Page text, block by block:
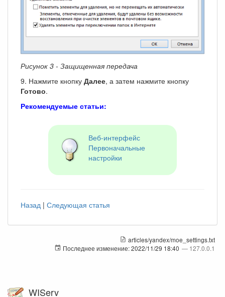
Рисунок 3 - Защищенная передача
9. Нажмите кнопку Далее, а затем нажмите кнопку
Готово.
Рекомендуемые статьи:
Веб-интерфейс
Первоначальные
настройки
Назад | Следующая статья
articles/yandex/moe_settings.txt
Последнее изменение:2022/11/29 18:40 — 127.0.0.1
WIServ